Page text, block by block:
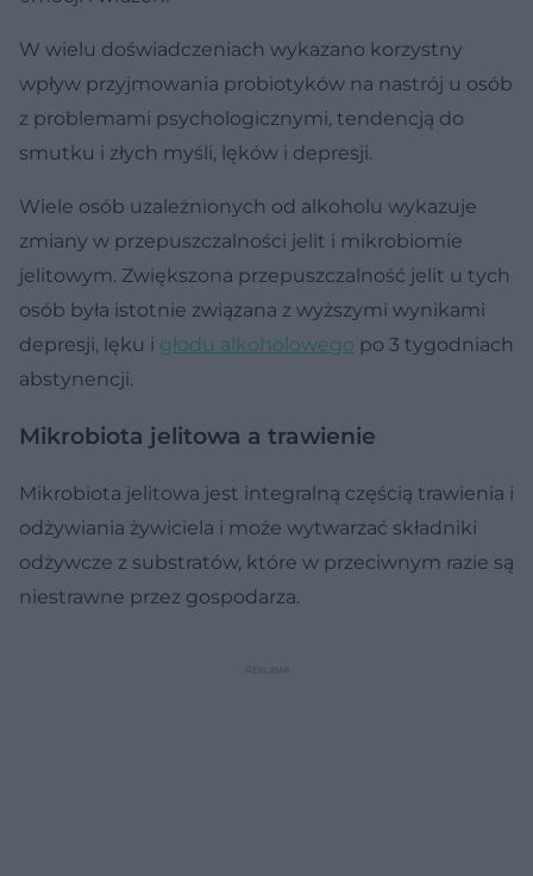
W wielu doświadczeniach wykazano korzystny
wpływ przyjmowania probiotyków na nastrój u osób
z problemami psychologicznymi, tendencją do
smutku i złych myśli, lęków i depresji.
Wiele osób uzależnionych od alkoholu wykazuje
zmiany w przepuszczalności jelit i mikrobiomie
jelitowym. Zwiększona przepuszczalność jelit u tych
osób była istotnie związana z wyższymi wynikami
depresji, lęku i głodu alkoholowego po 3 tygodniach
abstynencji.
Mikrobiota jelitowa a trawienie
Mikrobiota jelitowa jest integralną częścią trawienia i
odżywiania żywiciela i może wytwarzać składniki
odżywcze z substratów, które w przeciwnym razie są
niestrawne przez gospodarza.